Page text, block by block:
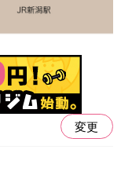
変更